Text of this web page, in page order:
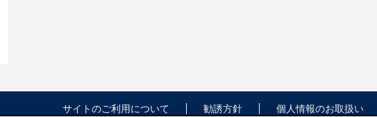
サイトのご利用について 勧誘方針 個人情報のお取扱い